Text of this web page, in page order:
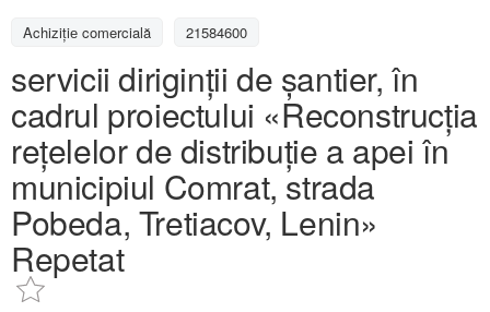
Achizițiе comercială 21584600
servicii diriginţii de şantier, în
cadrul proiectului «Reconstrucția
rețelelor de distribuție a apei în
municipiul Comrat, strada
Pobeda, Tretiacov, Lenin»
Repetat